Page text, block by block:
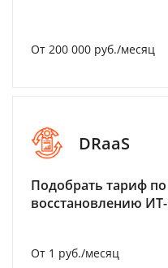
От 200 000 руб./месяц
DRaaS
Подобрать тариф
восстановлению
От 1 руб./месяц